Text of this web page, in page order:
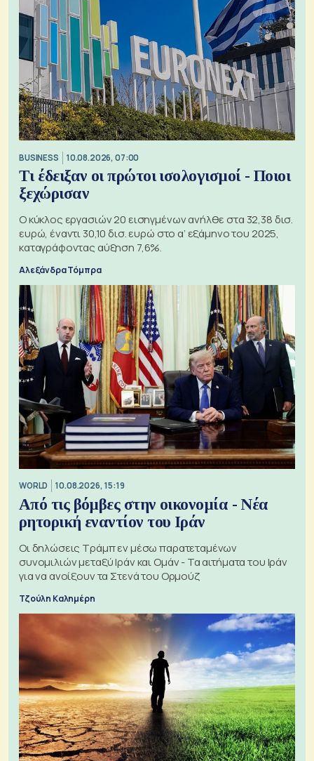
BUSINESS 10.08.2026, 07:00
Τι έδειξαν οι πρώτοι ισολογισμοί - Ποιοι
ξεχώρισαν
Ο κύκλος εργασιών 20 εισηγμένων ανήλθε στα 32,38 δισ.
ευρώ, έναντι 30,10 δισ. ευρώ στο α’ εξάμηνο του 2025,
καταγράφοντας αύξηση 7,6%.
Αλεξάνδρα Τόμπρα
WORLD 10.08.2026, 15:19
Από τις βόμβες στην οικονομία - Νέα
ρητορική εναντίον του Ιράν
Οι δηλώσεις Τράμπ εν μέσω παρατεταμένων
συνομιλιών μεταξύ Ιράν και Ομάν - Τα αιτήματα του Ιράν
για να ανοίξουν τα Στενά του Ορμούζ
Τζούλη Καλημέρη